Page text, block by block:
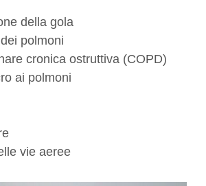
della gola
polmoni
cronica ostruttiva (COPD)
ai polmoni
vie aeree